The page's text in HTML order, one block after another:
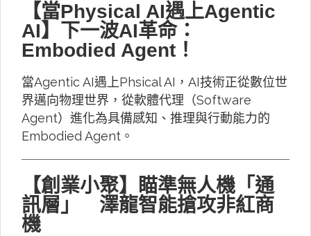
【當Physical AI遇上Agentic
AI】下一波AI革命：
Embodied Agent！
當Agentic AI遇上Phsical AI，AI技術正從數位世
界邁向物理世界，從軟體代理（Software
Agent）進化為具備感知、推理與行動能力的
Embodied Agent。
【創業小聚】瞄準無人機「通
訊層」 澤龍智能搶攻非紅商
機